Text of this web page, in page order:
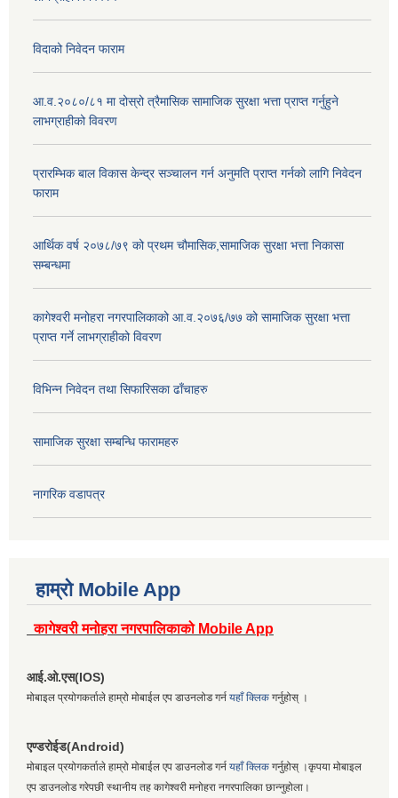
विदाको निवेदन फाराम
आ.व.२०८०/८१ मा दोस्रो त्रैमासिक सामाजिक सुरक्षा भत्ता प्राप्त गर्नुहुने
लाभग्राहीको विवरण
प्रारम्भिक बाल विकास केन्द्र सञ्चालन गर्न अनुमति प्राप्त गर्नको लागि निवेदन
फाराम
आर्थिक वर्ष २०७८/७९ को प्रथम चौमासिक,सामाजिक सुरक्षा भत्ता निकासा
सम्बन्धमा
कागेश्वरी मनोहरा नगरपालिकाको आ.व.२०७६/७७ को सामाजिक सुरक्षा भत्ता
प्राप्त गर्ने लाभग्राहीको विवरण
विभिन्न निवेदन तथा सिफारिसका ढाँचाहरु
सामाजिक सुरक्षा सम्बन्धि फारामहरु
नागरिक वडापत्र
हाम्रो Mobile App
कागेश्वरी मनोहरा नगरपालिकाको Mobile App
आई.ओ.एस(IOS)
मोबाइल प्रयोगकर्ताले हाम्रो मोबाईल एप डाउनलोड गर्न यहाँ क्लिक गर्नुहोस् ।
एण्डरोईड(Android)
मोबाइल प्रयोगकर्ताले हाम्रो मोबाईल एप डाउनलोड गर्न यहाँ क्लिक गर्नुहोस् ।कृपया मोबाइल
एप डाउनलोड गरेपछी स्थानीय तह कागेश्वरी मनोहरा नगरपालिका छान्नुहोला।